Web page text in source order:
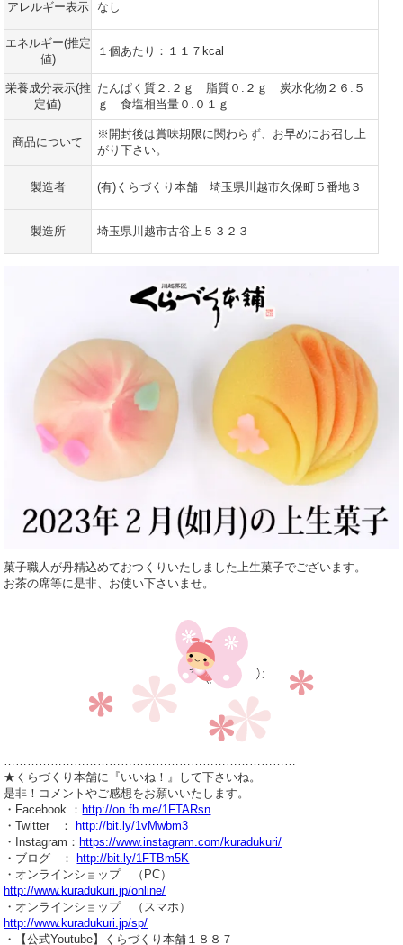
アレルギー表示 なし
エネルギー(推定
値)
１個あたり：１１７kcal
栄養成分表示(推
定値)
たんぱく質２.２ｇ 脂質０.２ｇ 炭水化物２６.５
ｇ 食塩相当量０.０１ｇ
商品について
※開封後は賞味期限に関わらず、お早めにお召し上
がり下さい。
製造者 (有)くらづくり本舗 埼玉県川越市久保町５番地３
製造所 埼玉県川越市古谷上５３２３
菓子職人が丹精込めておつくりいたしました上生菓子でございます。
お茶の席等に是非、お使い下さいませ。
…………………………………………………………………
★くらづくり本舗に『いいね！』して下さいね。
是非！コメントやご感想をお願いいたします。
・Facebook ： http://on.fb.me/1FTARsn
・Twitter ：
http://bit.ly/1vMwbm3
・Instagram： https://www.instagram.com/kuradukuri/
・ブログ ：
http://bit.ly/1FTBm5K
・オンラインショップ （PC）
http://www.kuradukuri.jp/online/
・オンラインショップ （スマホ）
http://www.kuradukuri.jp/sp/
・【公式Youtube】くらづくり本舗１８８７